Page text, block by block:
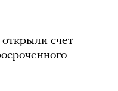
счет